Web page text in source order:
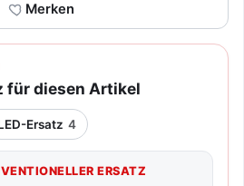
Merken
für diesen Artikel
Ersatz 4
ERSATZ